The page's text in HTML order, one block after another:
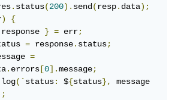
.status(200).send(resp.data);
)
{
response } = err;
= response.status;
=
.errors [0].message;
log(`status: ${status},
message